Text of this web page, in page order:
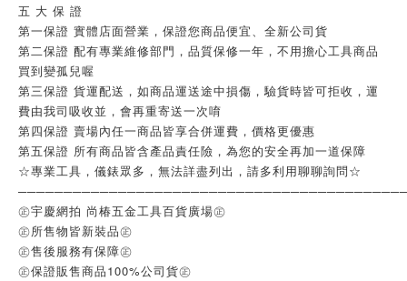
五 大 保 證
第一保證 實體店面營業，保證您商品便宜、全新公司貨
第二保證 配有專業維修部門，品質保修一年，不用擔心工具商品
買到變孤兒喔
第三保證 貨運配送，如商品運送途中損傷，驗貨時皆可拒收，運
費由我司吸收並，會再重寄送一次唷
第四保證 賣場內任一商品皆享合併運費，價格更優惠
第五保證 所有商品皆含產品責任險，為您的安全再加一道保障
☆專業工具，儀錶眾多，無法詳盡列出，請多利用聊聊詢問☆
㊣宇慶網拍 尚椿五金工具百貨廣場㊣
㊣所售物皆新裝品㊣
㊣售後服務有保障㊣
㊣保證販售商品100%公司貨㊣